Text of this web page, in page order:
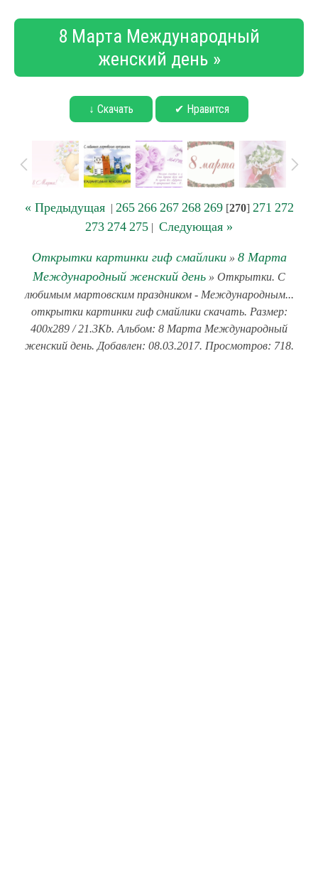
8 Марта Международный
женский день »
↓ Скачать ✔ Нравится
« Предыдущая| 265 266 267 268 269[270] 271 272
273 274 275 | Следующая »
Открытки картинки гиф смайлики» 8 Марта
Международный женский день » Открытки. С
любимым мартовским праздником - Международным...
открытки картинки гиф смайлики скачать. Размер:
400x289 / 21.3Kb. Альбом: 8 Марта Международный
женский день. Добавлен: 08.03.2017. Просмотров: 718.